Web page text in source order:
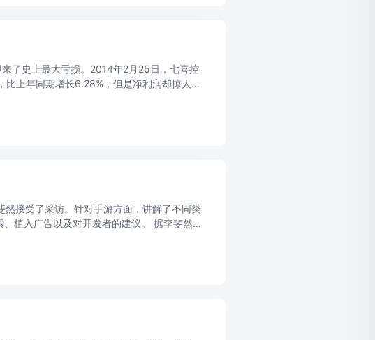
了史上最大亏损。2014年2月25日，七喜控
上年同期增长6.28%，但是净利润却惊人骤
接受了采访。针对手游方面，讲解了不同类
植入广告以及对开发者的建议。 据李斐然透